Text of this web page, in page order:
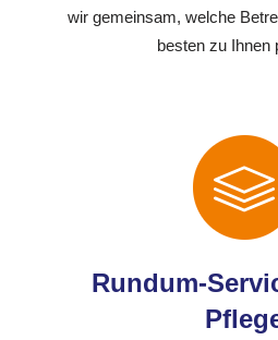
wir gemeinsam, welche
besten zu Ihnen
Rundum-